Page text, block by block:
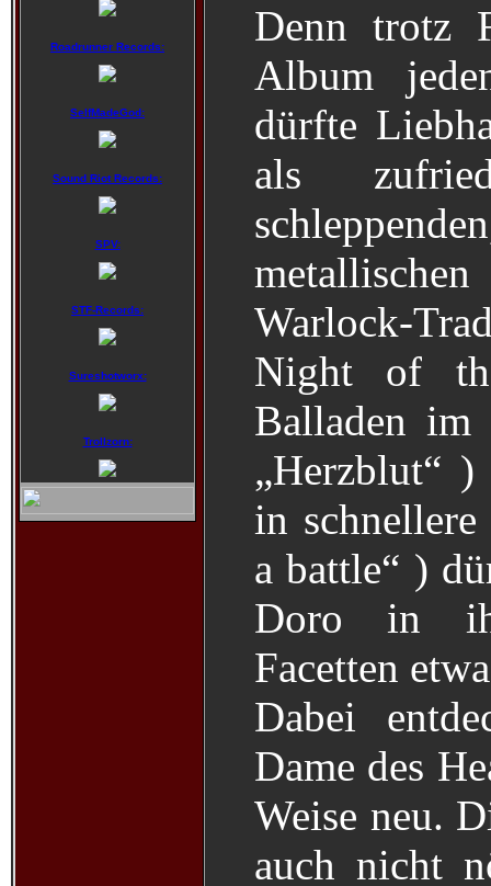
Roadrunner Records:
SelfMadeGod:
Sound Riot Records:
SPV:
STF-Records:
Sureshotworx:
Trollzorn:
Denn trotz
Album
dürfte
als
Warlock-
Night of
Balladen
„Herzblut“
in
a battle“ )
Doro in
Facetten
Dabei
Dame des
Weise neu.
auch nicht